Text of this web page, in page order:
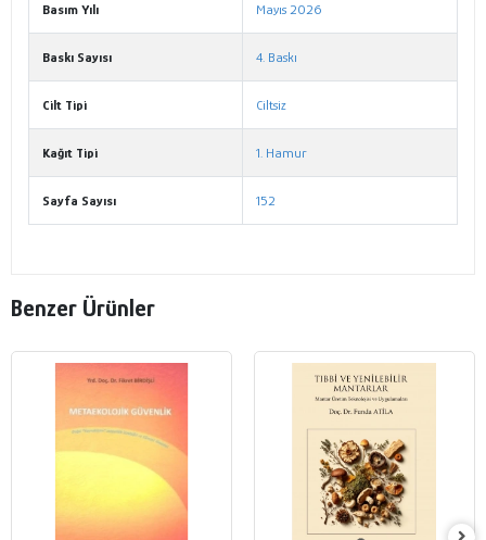
Basım Yılı Mayıs 2026
Baskı Sayısı 4. Baskı
Cilt Tipi Ciltsiz
Kağıt Tipi 1. Hamur
Sayfa Sayısı 152
Benzer Ürünler